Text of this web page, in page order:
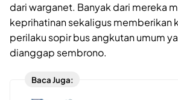
dari warganet. Banyak dari mereka
keprihatinan sekaligus memberikan
perilaku sopir bus angkutan umum
dianggap sembrono.
Baca Juga: